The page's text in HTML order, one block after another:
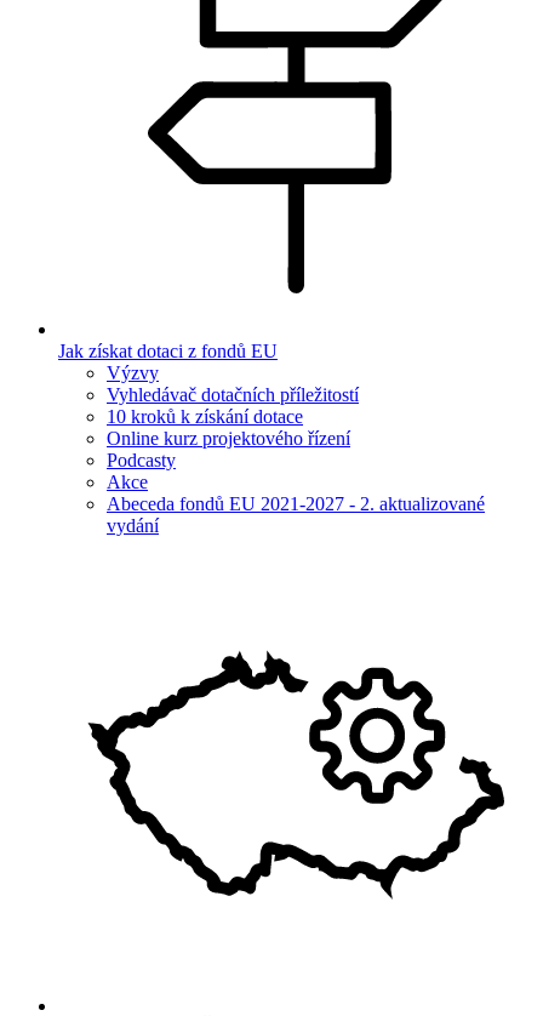
Jak získat dotaci z fondů EU
Výzvy
Vyhledávač dotačních příležitostí
10 kroků k získání dotace
Online kurz projektového řízení
Podcasty
Akce
Abeceda fondů EU 2021-2027 - 2. aktualizované
vydání